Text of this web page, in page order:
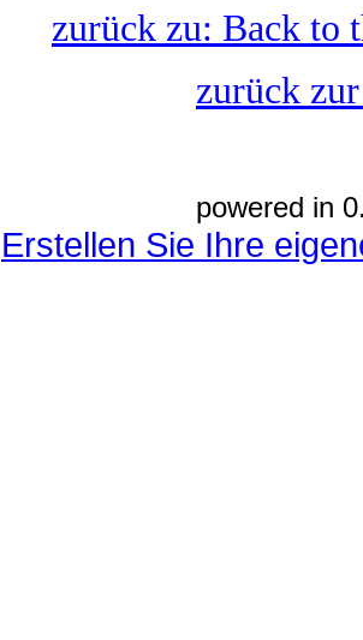
zurück zu: Back to
zurück
powered in
Erstellen Sie Ihre